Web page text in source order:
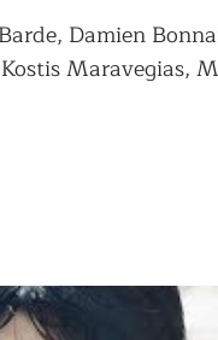
Damien
Maravegias,